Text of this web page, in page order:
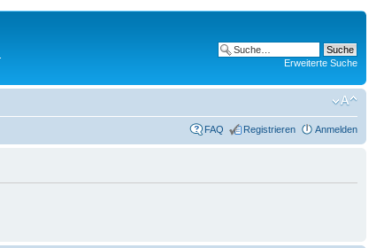
Erweiterte Suche
FAQ Registrieren Anmelden